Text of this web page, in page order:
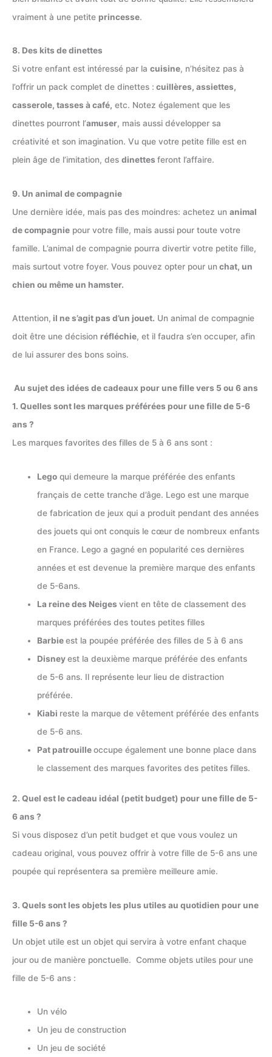
vraiment à une petite princesse.
8. Des kits de dinettes
Si votre enfant est intéressé par la cuisine, n’hésitez pas à
l’offrir un pack complet de dinettes : cuillères, assiettes,
casserole, tasses à café, etc. Notez également que les
dinettes pourront l’amuser, mais aussi développer sa
créativité et son imagination. Vu que votre petite fille est en
plein âge de l’imitation, des dinettes feront l’affaire.
9. Un animal de compagnie
Une dernière idée, mais pas des moindres: achetez un animal
de compagnie pour votre fille, mais aussi pour toute votre
famille. L’animal de compagnie pourra divertir votre petite fille,
mais surtout votre foyer. Vous pouvez opter pour un chat, un
chien ou même un hamster.
Attention, il ne s’agit pas d’un jouet. Un animal de compagnie
doit être une décision réfléchie, et il faudra s’en occuper, afin
de lui assurer des bons soins.
Au sujet des idées de cadeaux pour une fille vers 5 ou 6 ans
1. Quelles sont les marques préférées pour une fille de 5-6
ans ?
Les marques favorites des filles de 5 à 6 ans sont :
Lego qui demeure la marque préférée des enfants
français de cette tranche d’âge. Lego est une marque
de fabrication de jeux qui a produit pendant des années
des jouets qui ont conquis le cœur de nombreux enfants
en France. Lego a gagné en popularité ces dernières
années et est devenue la première marque des enfants
de 5-6ans.
La reine des Neigesvient en tête de classement des
marques préférées des toutes petites filles
Barbieest la poupée préférée des filles de 5 à 6 ans
Disneyest la deuxième marque préférée des enfants
de 5-6 ans. Il représente leur lieu de distraction
préférée.
Kiabi reste la marque de vêtement préférée des enfants
de 5-6 ans.
Pat patrouilleoccupe également une bonne place dans
le classement des marques favorites des petites filles.
2. Quel est le cadeau idéal (petit budget) pour une fille de 5-
6 ans ?
Si vous disposez d’un petit budget et que vous voulez un
cadeau original, vous pouvez offrir à votre fille de 5-6 ans une
poupée qui représentera sa première meilleure amie.
3. Quels sont les objets les plus utiles au quotidien pour une
fille 5-6 ans ?
Un objet utile est un objet qui servira à votre enfant chaque
jour ou de manière ponctuelle. Comme objets utiles pour une
fille de 5-6 ans :
Un vélo
Un jeu de construction
Un jeu de société